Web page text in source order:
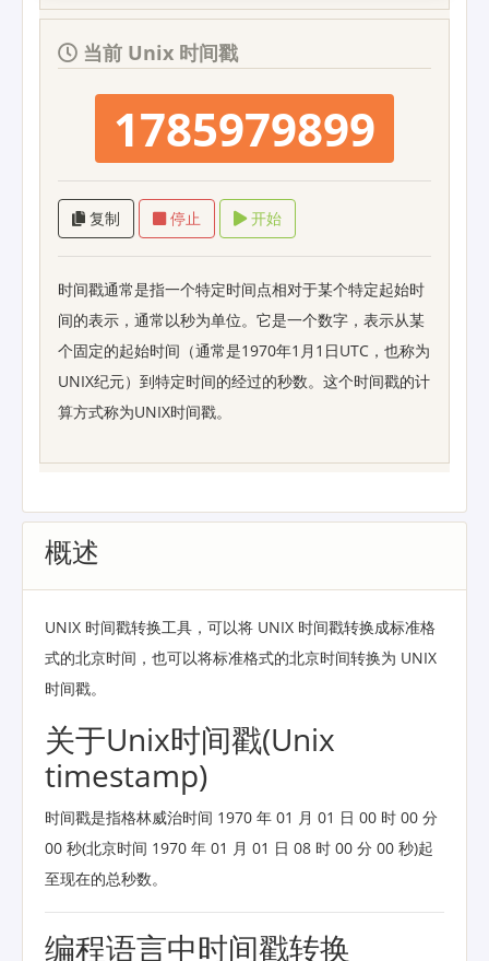
当前 Unix 时间戳
1785979899
复制 停止 开始
时间戳通常是指一个特定时间点相对于某个特定起始时
间的表示，通常以秒为单位。它是一个数字，表示从某
个固定的起始时间（通常是1970年1月1日UTC，也称为
UNIX纪元）到特定时间的经过的秒数。这个时间戳的计
算方式称为UNIX时间戳。
概述
UNIX 时间戳转换工具，可以将 UNIX 时间戳转换成标准格
式的北京时间，也可以将标准格式的北京时间转换为 UNIX
时间戳。
关于Unix时间戳(Unix
timestamp)
时间戳是指格林威治时间 1970 年 01 月 01 日 00 时 00 分
00 秒(北京时间 1970 年 01 月 01 日 08 时 00 分 00 秒)起
至现在的总秒数。
编程语言中时间戳转换